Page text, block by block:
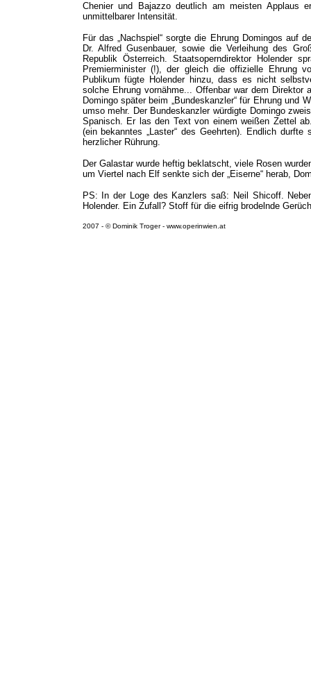
Chenier und Bajazzo deutlich am meisten Applaus
unmittelbarer Intensität.
Für das „Nachspiel“ sorgte die Ehrung Domingos auf
Dr. Alfred Gusenbauer, sowie die Verleihung des
Republik Österreich. Staatsoperndirektor Holender
Premierminister (!), der gleich die offizielle Ehrung
Publikum fügte Holender hinzu, dass es nicht
solche Ehrung vornähme... Offenbar war dem
Domingo später beim „Bundeskanzler“ für Ehrung und
umso mehr. Der Bundeskanzler würdigte Domingo
Spanisch. Er las den Text von einem weißen Zettel
(ein bekanntes „Laster“ des Geehrten). Endlich
herzlicher Rührung.
Der Galastar wurde heftig beklatscht, viele Rosen
um Viertel nach Elf senkte sich der „Eiserne“ herab,
PS: In der Loge des Kanzlers saß: Neil Shicoff.
Holender. Ein Zufall? Stoff für die eifrig brodelnde
2007 - © Dominik Troger - www.operinwien.at